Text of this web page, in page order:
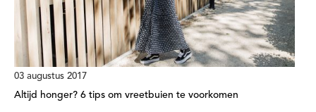
03 augustus 2017
Altijd honger? 6 tips om vreetbuien te voorkomen